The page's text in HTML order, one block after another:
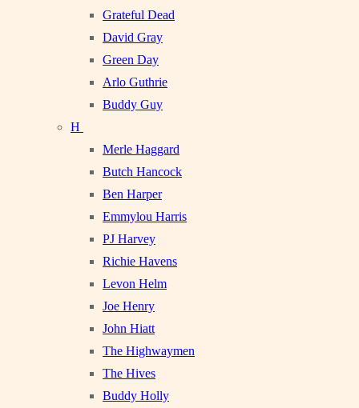
Grateful Dead
David Gray
Green Day
Arlo Guthrie
Buddy Guy
H
Merle Haggard
Butch Hancock
Ben Harper
Emmylou Harris
PJ Harvey
Richie Havens
Levon Helm
Joe Henry
John Hiatt
The Highwaymen
The Hives
Buddy Holly